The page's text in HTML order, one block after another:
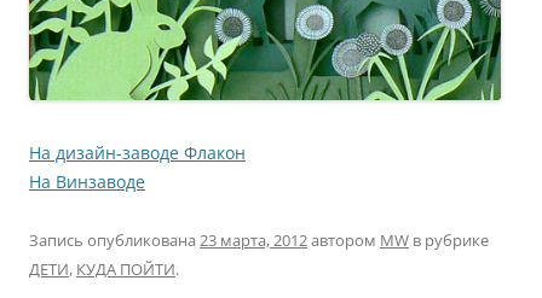
На дизайн-заводе Флакон
На Винзаводе
Запись опубликована 23 марта, 2012автором MW в рубрике
ДЕТИ, КУДА ПОЙТИ.